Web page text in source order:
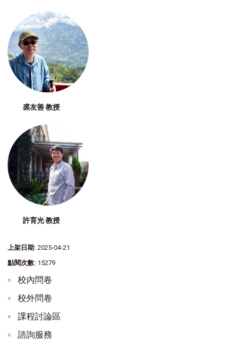
裘友善 教授
許育光 教授
上架日期: 2025-04-21
點閱次數: 15279
校內問卷
校外問卷
課程討論區
諮詢服務